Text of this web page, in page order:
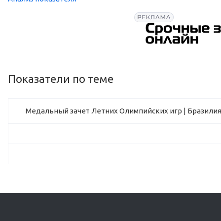
Показатели по теме
Медальный зачет Летних Олимпийских игр | Бразилия